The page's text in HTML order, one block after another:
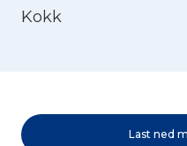
Kokk
Last ned